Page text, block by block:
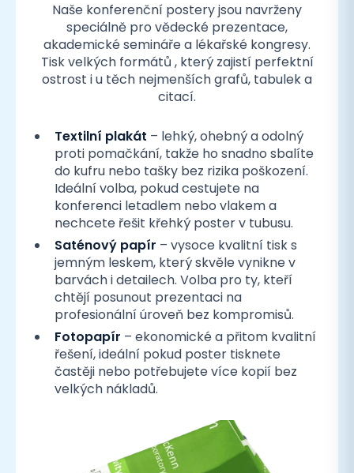
Naše konferenční postery jsou navrženy
speciálně pro vědecké prezentace,
akademické semináře a lékařské kongresy.
Tisk velkých formátů , který zajistí perfektní
ostrost i u těch nejmenších grafů, tabulek a
citací.
Textilní plakát – lehký, ohebný a odolný
proti pomačkání, takže ho snadno sbalíte
do kufru nebo tašky bez rizika poškození.
Ideální volba, pokud cestujete na
konferenci letadlem nebo vlakem a
nechcete řešit křehký poster v tubusu.
Saténový papír – vysoce kvalitní tisk s
jemným leskem, který skvěle vynikne v
barvách i detailech. Volba pro ty, kteří
chtějí posunout prezentaci na
profesionální úroveň bez kompromisů.
Fotopapír – ekonomické a přitom kvalitní
řešení, ideální pokud poster tisknete
častěji nebo potřebujete více kopií bez
velkých nákladů.